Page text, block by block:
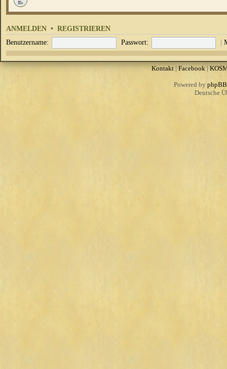
ANMELDEN • REGISTRIEREN
Benutzername: Passwort: |
Kontakt| Facebook|
Powered by phpBB
Deutsche